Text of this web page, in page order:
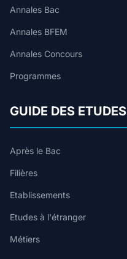
Annales Bac
Annales BFEM
Annales Concours
Programmes
GUIDE DES ETUDES
Après le Bac
Filières
Etablissements
Etudes à l'étranger
Métiers